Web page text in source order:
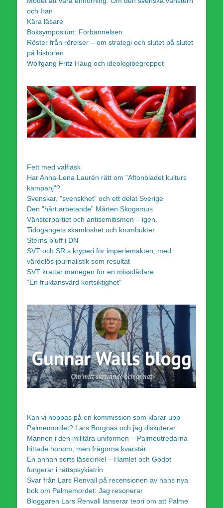
och Iran
Kära läsare
Boksymposium: Förbannelsen
Röster från rörelser – om strategi och slutet på slutet
på historien
Wolfgang Fritz Haug och ideologibegreppet
Fett med valfläsk
Har Anna-Lena Laurén rätt om ”Aftonbladet kulturs
kampanj”?
Svenskar, ”svenskhet” och ett delat Sverige
Den ”hårt arbetande” Mårten Skogsmus
Vänsterpartiet och antisemitismen – igen.
Tidögängets skamlöshet och krumbukter
Sterns bluff i DN
SVT och SR:s kryperi för imperiemakten, med
värdelös journalistik som resultat
SVT krattar manegen för en missdådare
”En fruktansvärd kortsiktighet”
Kan vi hoppas på en kommission som klarar upp
Palmemordet? Lars Borgnäs och jag diskuterar
Mannen i den militära uniformen – Palmeutredarna
hittade honom, men frågorna kvarstår
En annan sorts läsecirkel – Hamlet och Godot
fungerar i rättspsykiatrin
Svar från Lars Renvall på recensionen av hans nya
bok om Palmemordet: Jag resonerar
Bloggaren Lars Renvall lanserar teori om att Palme